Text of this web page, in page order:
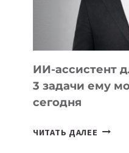
ИИ-ассистент
3 задачи ему
сегодня
ЧИТАТЬ ДАЛЕЕ ИИ-